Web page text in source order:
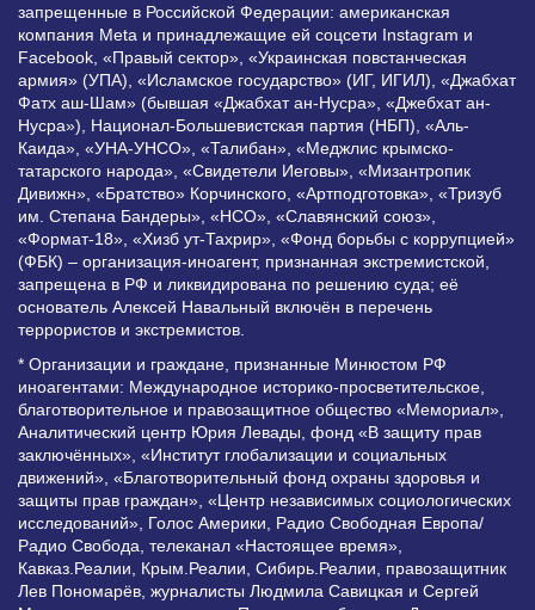
запрещенные в Российской Федерации: американская
компания Meta и принадлежащие ей соцсети Instagram и
Facebook, «Правый сектор», «Украинская повстанческая
армия» (УПА), «Исламское государство» (ИГ, ИГИЛ), «Джабхат
Фатх аш-Шам» (бывшая «Джабхат ан-Нусра», «Джебхат ан-
Нусра»), Национал-Большевистская партия (НБП), «Аль-
Каида», «УНА-УНСО», «Талибан», «Меджлис крымско-
татарского народа», «Свидетели Иеговы», «Мизантропик
Дивижн», «Братство» Корчинского, «Артподготовка», «Тризуб
им. Степана Бандеры», «НСО», «Славянский союз»,
«Формат-18», «Хизб ут-Тахрир», «Фонд борьбы с коррупцией»
(ФБК) – организация-иноагент, признанная экстремистской,
запрещена в РФ и ликвидирована по решению суда; её
основатель Алексей Навальный включён в перечень
террористов и экстремистов.
* Организации и граждане, признанные Минюстом РФ
иноагентами: Международное историко-просветительское,
благотворительное и правозащитное общество «Мемориал»,
Аналитический центр Юрия Левады, фонд «В защиту прав
заключённых», «Институт глобализации и социальных
движений», «Благотворительный фонд охраны здоровья и
защиты прав граждан», «Центр независимых социологических
исследований», Голос Америки, Радио Свободная Европа/
Радио Свобода, телеканал «Настоящее время»,
Кавказ.Реалии, Крым.Реалии, Сибирь.Реалии, правозащитник
Лев Пономарёв, журналисты Людмила Савицкая и Сергей